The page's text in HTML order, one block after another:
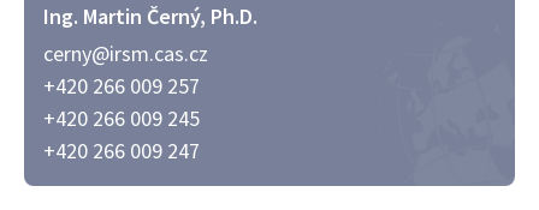
Ing. Martin Černý, Ph.D.
cerny@irsm.cas.cz
+420 266 009 257
+420 266 009 245
+420 266 009 247